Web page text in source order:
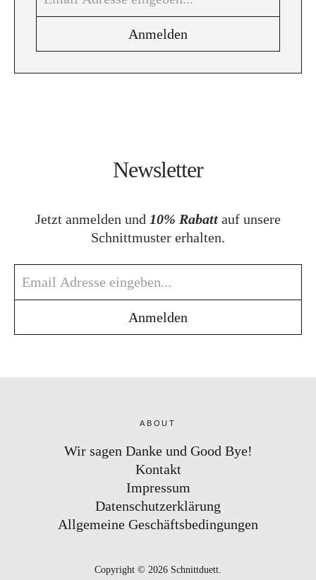
Newsletter
Jetzt anmelden und 10% Rabatt auf unsere
Schnittmuster erhalten.
ABOUT
Wir sagen Danke und Good Bye!
Kontakt
Impressum
Datenschutzerklärung
Allgemeine Geschäftsbedingungen
Copyright © 2026 Schnittduett